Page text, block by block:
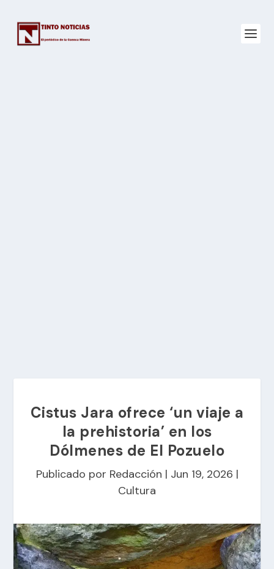
Cistus Jara ofrece ‘un viaje a
la prehistoria’ en los
Dólmenes de El Pozuelo
Publicado por Redacción | Jun 19, 2026 |
Cultura